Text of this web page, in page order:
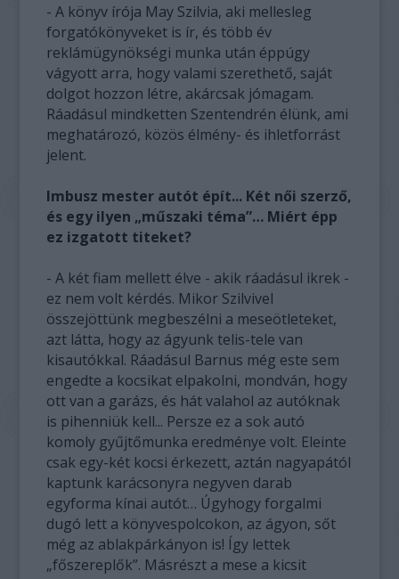
- A könyv írója May Szilvia, aki mellesleg
forgatókönyveket is ír, és több év
reklámügynökségi munka után éppúgy
vágyott arra, hogy valami szerethető, saját
dolgot hozzon létre, akárcsak jómagam.
Ráadásul mindketten Szentendrén élünk, ami
meghatározó, közös élmény- és ihletforrást
jelent.
Imbusz mester autót épít... Két női szerző,
és egy ilyen „műszaki téma”… Miért épp
ez izgatott titeket?
- A két fiam mellett élve - akik ráadásul ikrek -
ez nem volt kérdés. Mikor Szilvivel
összejöttünk megbeszélni a meseötleteket,
azt látta, hogy az ágyunk telis-tele van
kisautókkal. Ráadásul Barnus még este sem
engedte a kocsikat elpakolni, mondván, hogy
ott van a garázs, és hát valahol az autóknak
is pihenniük kell... Persze ez a sok autó
komoly gyűjtőmunka eredménye volt. Eleinte
csak egy-két kocsi érkezett, aztán nagyapától
kaptunk karácsonyra negyven darab
egyforma kínai autót… Úgyhogy forgalmi
dugó lett a könyvespolcokon, az ágyon, sőt
még az ablakpárkányon is! Így lettek
„főszereplők”. Másrészt a mese a kicsit